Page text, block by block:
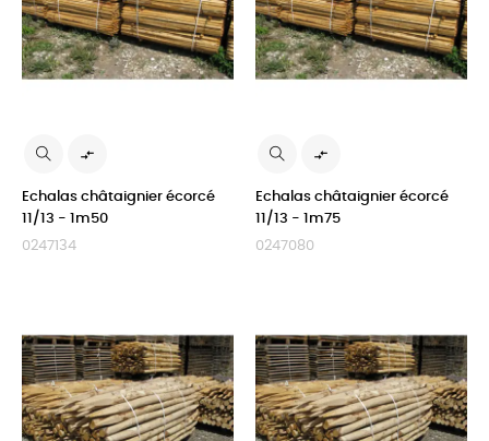

Echalas châtaignier écorcé
11/13 - 1m50
0247134

Echalas châtaignier écorcé
11/13 - 1m75
0247080